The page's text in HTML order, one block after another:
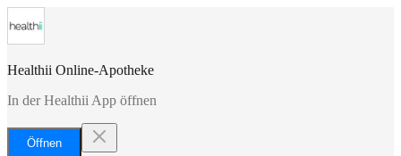
Healthii Online-Apotheke
In der Healthii App öffnen
Öffnen